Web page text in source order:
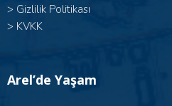
> Gizlilik Politikası
> KVKK
Arel’de Yaşam